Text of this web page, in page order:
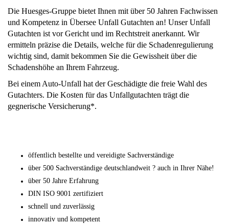
Die Huesges-Gruppe bietet Ihnen mit über 50 Jahren Fachwissen
und Kompetenz in Übersee Unfall Gutachten an! Unser Unfall
Gutachten ist vor Gericht und im Rechtstreit anerkannt. Wir
ermitteln präzise die Details, welche für die Schadenregulierung
wichtig sind, damit bekommen Sie die Gewissheit über die
Schadenshöhe an Ihrem Fahrzeug.
Bei einem Auto-Unfall hat der Geschädigte die freie Wahl des
Gutachters. Die Kosten für das Unfallgutachten trägt die
gegnerische Versicherung*.
öffentlich bestellte und vereidigte Sachverständige
über 500 Sachverständige deutschlandweit ? auch in Ihrer Nähe!
über 50 Jahre Erfahrung
DIN ISO 9001 zertifiziert
schnell und zuverlässig
innovativ und kompetent